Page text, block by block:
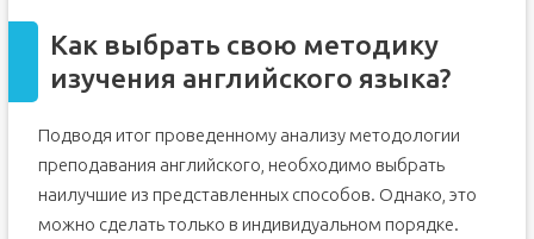
Как выбрать свою методику
изучения английского языка?
Подводя итог проведенному анализу методологии
преподавания английского, необходимо выбрать
наилучшие из представленных способов. Однако, это
можно сделать только в индивидуальном порядке.